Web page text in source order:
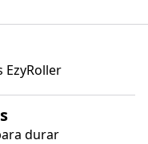
EzyRoller
durar